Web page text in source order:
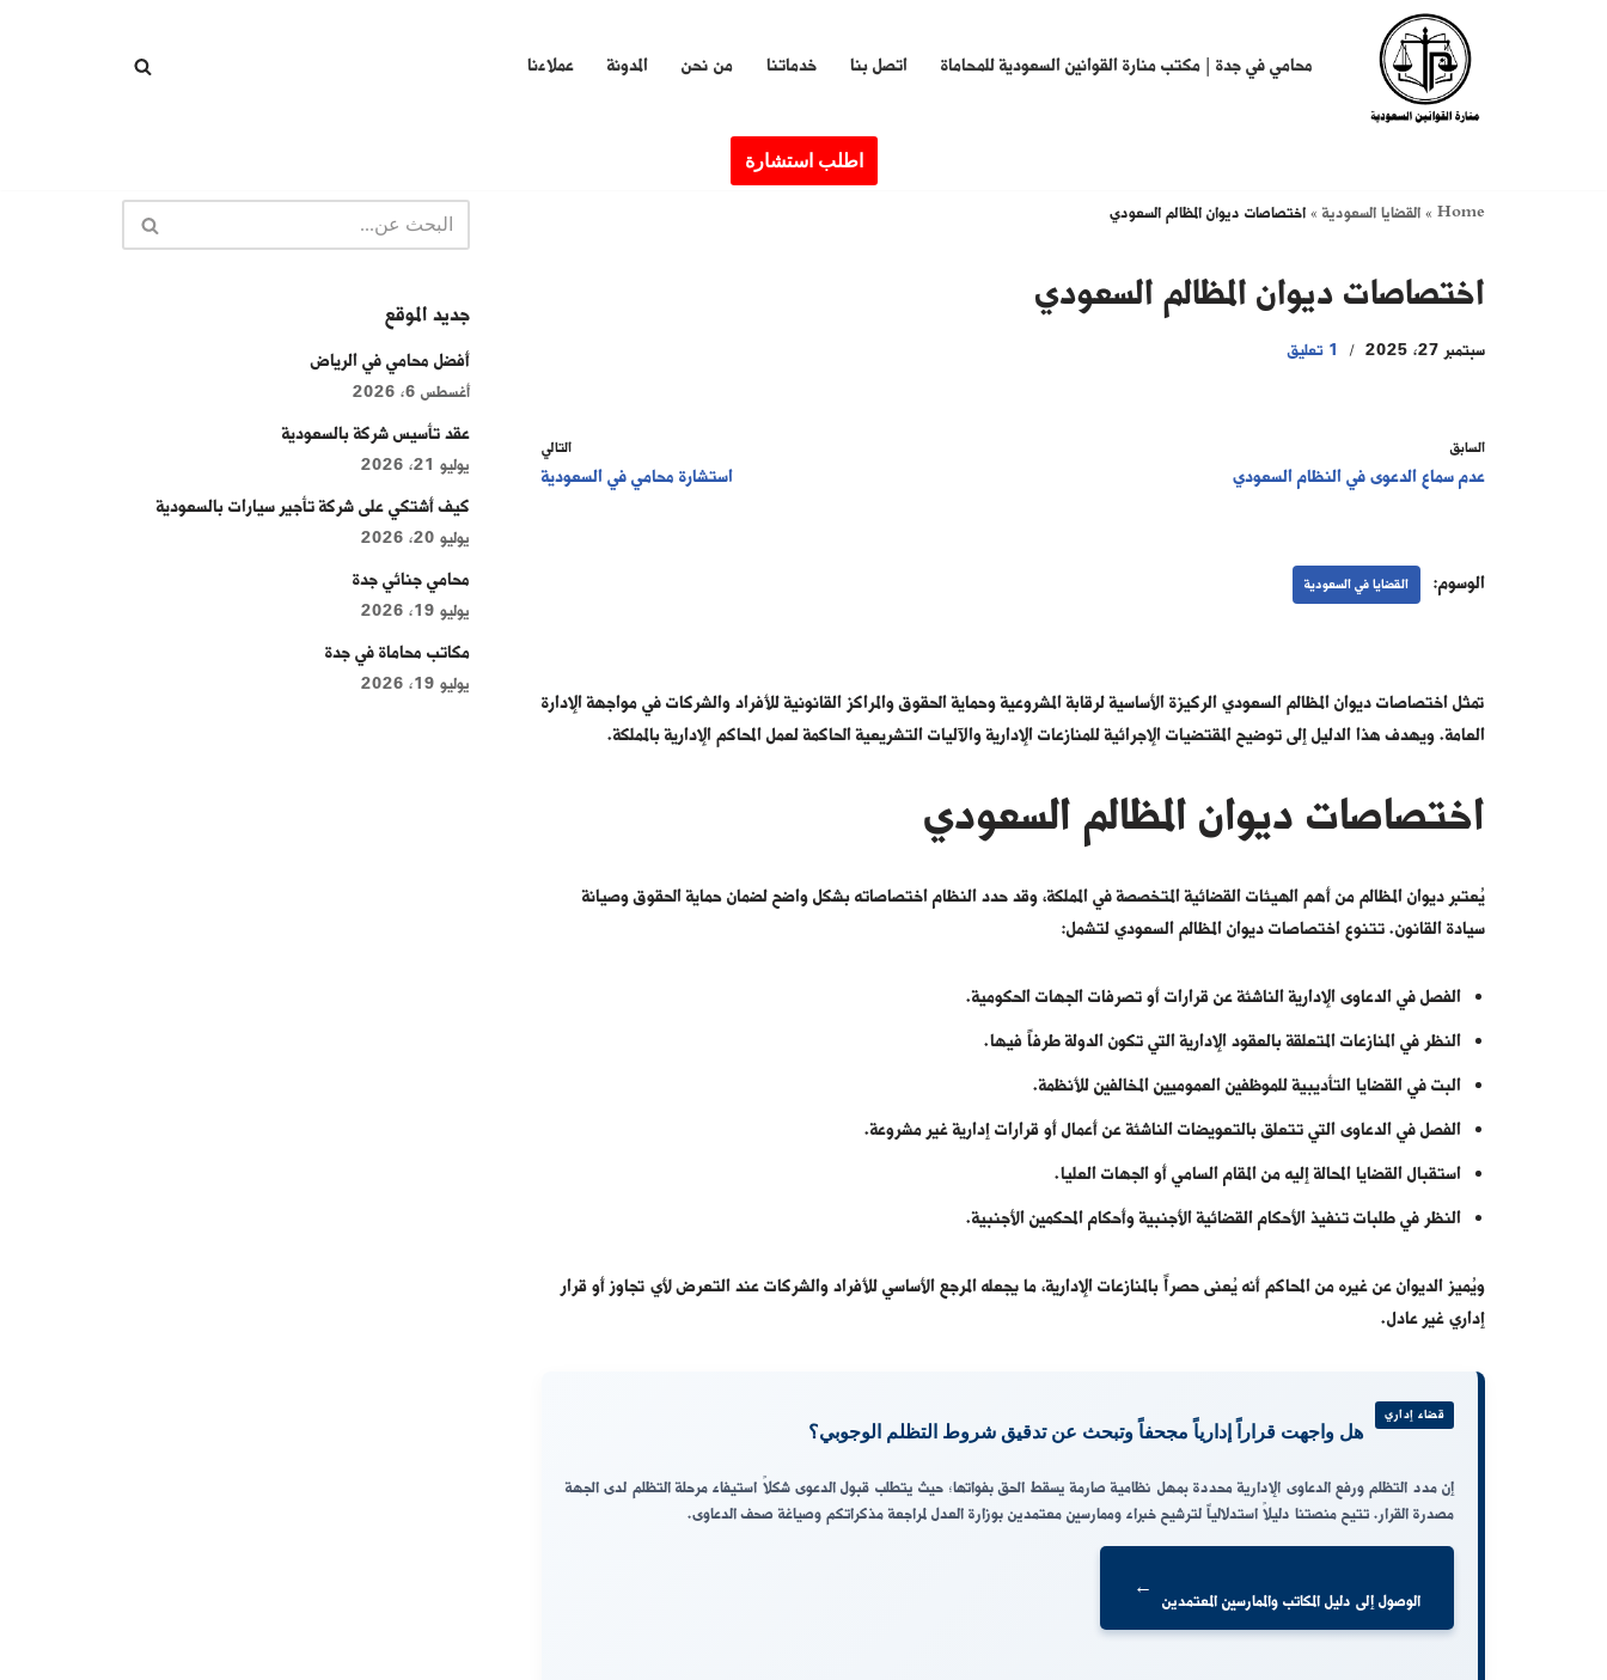
محامي في جدة | مكتب منارة القوانين السعودية للمحاماة اتصل بنا خدماتنا من نحن المدونة عملاءنا
اطلب استشارة
Home
»القضايا السعودية »اختصاصات ديوان المظالم السعودي
اختصاصات ديوان المظالم السعودي
سبتمبر 27, 2025 1 تعليق
السابق
عدم سماع الدعوى في النظام السعودي
التالي
استشارة محامي في السعودية
الوسوم: القضايا في السعودية
تمثلاختصاصات ديوان المظالم السعوديالركيزة الأساسية لرقابة المشروعية وحماية الحقوق والمراكز القانونية للأفراد والشركات في مواجهة الإدارة
العامة. ويهدف هذا الدليل إلى توضيح المقتضيات الإجرائية للمنازعات الإدارية والآليات التشريعية الحاكمة لعمل المحاكم الإدارية بالمملكة.
اختصاصات ديوان المظالم السعودي
يُعتبر ديوان المظالم من أهم الهيئات القضائية المتخصصة في المملكة، وقد حدد النظام اختصاصاته بشكل واضح لضمان حماية الحقوق وصيانة
سيادة القانون. تتنوع اختصاصات ديوان المظالم السعودي لتشمل:
الفصل في الدعاوى الإدارية الناشئة عن قرارات أو تصرفات الجهات الحكومية.
النظر في المنازعات المتعلقة بالعقود الإدارية التي تكون الدولة طرفاً فيها.
البت في القضايا التأديبية للموظفين العموميين المخالفين للأنظمة.
الفصل في الدعاوى التي تتعلق بالتعويضات الناشئة عن أعمال أو قرارات إدارية غير مشروعة.
استقبال القضايا المحالة إليه من المقام السامي أو الجهات العليا.
النظر في طلبات تنفيذ الأحكام القضائية الأجنبية وأحكام المحكمين الأجنبية.
ويُميز الديوان عن غيره من المحاكم أنه يُعنى حصراً بالمنازعات الإدارية، ما يجعله المرجع الأساسي للأفراد والشركات عند التعرض لأي تجاوز أو قرار
إداري غير عادل.
قضاء إداري
هل واجهت قراراً إدارياً مجحفاً وتبحث عن تدقيق شروط التظلم الوجوبي؟
إن مدد التظلم ورفع الدعاوى الإدارية محددة بمهل نظامية صارمة يسقط الحق بفواتها؛ حيث يتطلب قبول الدعوى شكلاً استيفاء مرحلة التظلم لدى الجهة
مصدرة القرار. تتيح منصتنا دليلاً استدلالياً لترشيح خبراء وممارسين معتمدين بوزارة العدل لمراجعة مذكراتكم وصياغة صحف الدعاوى.
الوصول إلى دليل المكاتب والممارسين المعتمدين ←
جديد الموقع
أفضل محامي في الرياض
أغسطس 6, 2026
عقد تأسيس شركة بالسعودية
يوليو 21, 2026
كيف أشتكي على شركة تأجير سيارات بالسعودية
يوليو 20, 2026
محامي جنائي جدة
يوليو 19, 2026
مكاتب محاماة في جدة
يوليو 19, 2026